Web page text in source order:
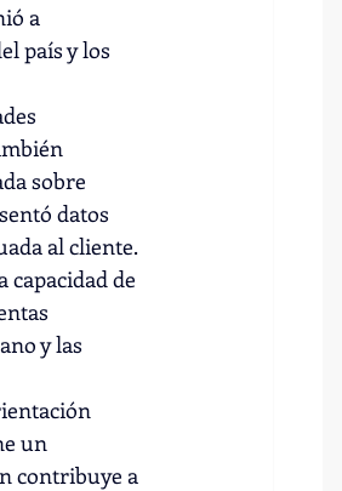
a
país y los
sobre
datos
al cliente.
de
y las
un
contribuye a